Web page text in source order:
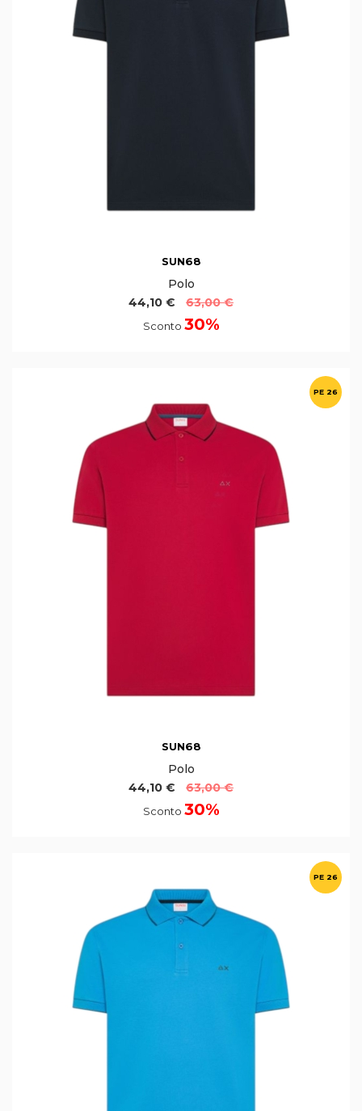
SUN68
Polo
44,10 €
63,00 €
Sconto 30%
PE 26
SUN68
Polo
44,10 €
63,00 €
Sconto 30%
PE 26